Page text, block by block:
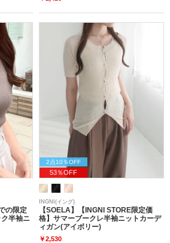
の限定
半袖ニ
2点10％OFF
53％OFF
INGNI(イング)
【SOELA】【INGNI STORE限定価
格】サマーブークレ半袖ニットカーデ
ィガン(アイボリー)
￥2,530